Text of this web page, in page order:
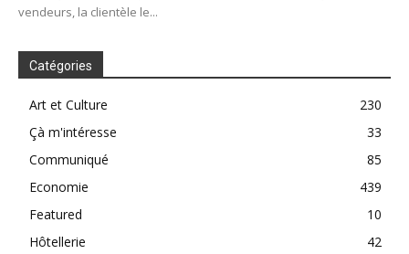
vendeurs, la clientèle le...
Catégories
Art et Culture
230
Çà m'intéresse
33
Communiqué
85
Economie
439
Featured
10
Hôtellerie
42